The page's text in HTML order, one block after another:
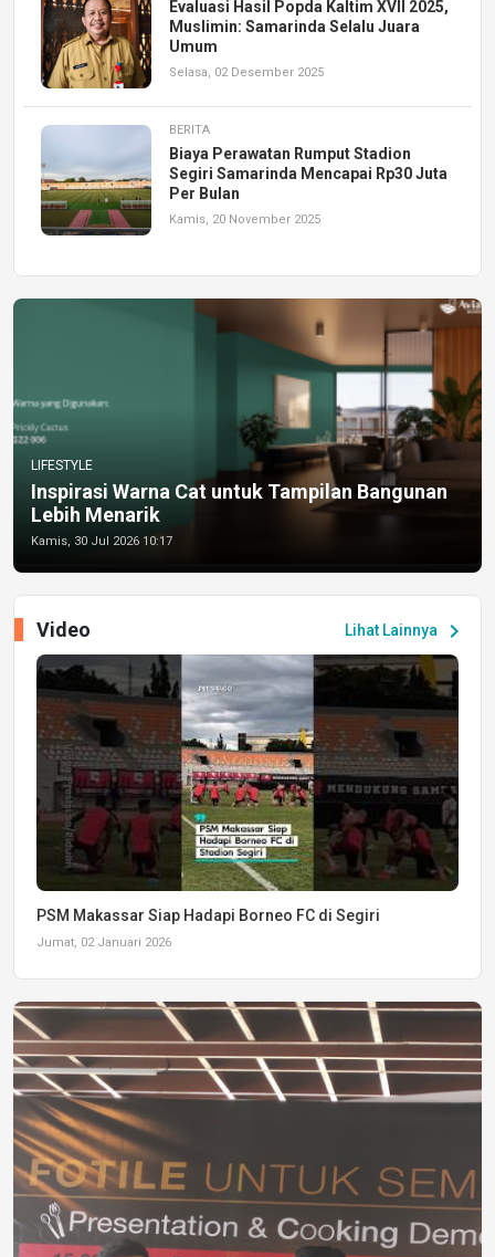
Evaluasi Hasil Popda Kaltim XVII 2025,
Muslimin: Samarinda Selalu Juara
Umum
Selasa, 02 Desember 2025
BERITA
Biaya Perawatan Rumput Stadion
Segiri Samarinda Mencapai Rp30 Juta
Per Bulan
Kamis, 20 November 2025
LIFESTYLE
Inspirasi Warna Cat untuk Tampilan Bangunan
Lebih Menarik
Kamis, 30 Jul 2026 10:17
Lihat Lainnya chevron_right
Video
PSM Makassar Siap Hadapi Borneo FC di Segiri
Jumat, 02 Januari 2026